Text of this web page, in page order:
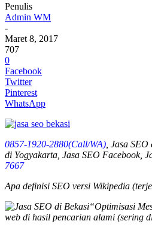
Penulis
Admin WM
-
Maret 8, 2017
707
0
Facebook
Twitter
Pinterest
WhatsApp
0857-1920-2880(Call/WA) , Jasa
di Yogyakarta, Jasa SEO Facebook,
7667
Apa definisi SEO versi Wikipedia
“Optimisasi
web di hasil pencarian alami (sering